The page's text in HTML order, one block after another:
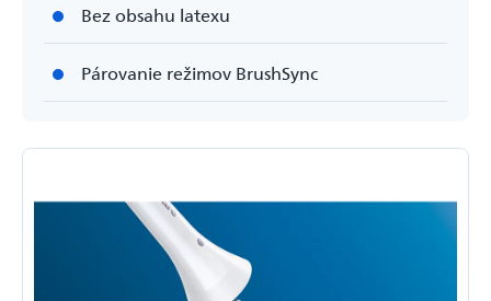
Bez obsahu latexu
Párovanie režimov BrushSync